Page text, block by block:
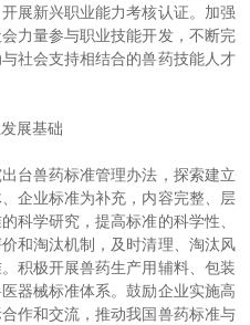
展新兴职业能力考核认证。加强
力量参与职业技能开发，不断完
社会支持相结合的兽药技能人才
展基础
台兽药标准管理办法，探索建立
企业标准为补充，内容完整、层
科学研究，提高标准的科学性、
和淘汰机制，及时清理、淘汰风
积极开展兽药生产用辅料、包装
器械标准体系。鼓励企业实施高
作和交流，推动我国兽药标准与